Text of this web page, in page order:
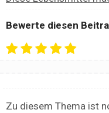
Bewerte diesen
Zu diesem Thema ist